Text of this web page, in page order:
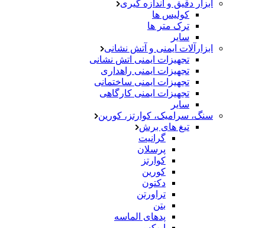
ابزار دقیق و اندازه گیری
کولیس ها
ترک متر ها
سایر
ابزارآلات ایمنی و آتش نشانی
تجهیزات ایمنی اتش نشانی
تجهیزات ایمنی راهداری
تجهیزات ایمنی ساختمانی
تجهیزات ایمنی کارگاهی
سایر
سنگ، سرامیک، کوارتز، کورین
تیغ های برش
گرانیت
پرسلان
کوارتز
کورین
دکتون
تراورتن
بتن
پدهای الماسه